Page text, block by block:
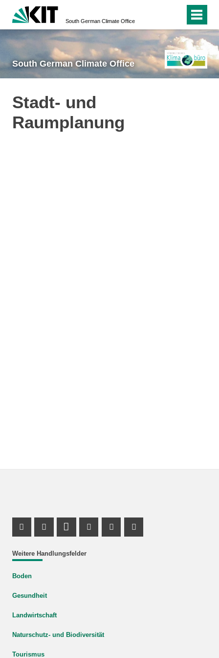
South German Climate Office
South German Climate Office
Stadt- und
Raumplanung
Weitere Handlungsfelder
Boden
Gesundheit
Landwirtschaft
Naturschutz- und Biodiversität
Tourismus
Facebook Profile
X Channel (Twitter)
LinkedIn Profile
Youtube Profile
Xing Profile
Instagram Profile